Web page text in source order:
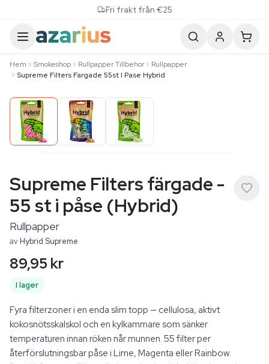
Fri frakt från €25
Hem Smokeshop Rullpapper Tillbehor
Rullpapper
Supreme Filters Fargade 55st I Pase Hybrid
Supreme Filters färgade -
55 st i påse (Hybrid)
Rullpapper
avHybrid Supreme
89,95 kr
I lager
Fyra filterzoner i en enda slim topp — cellulosa, aktivt
kokosnötsskalskol och en kylkammare som sänker
temperaturen innan röken når munnen. 55 filter per
återförslutningsbar påse i Lime, Magenta eller Rainbow.